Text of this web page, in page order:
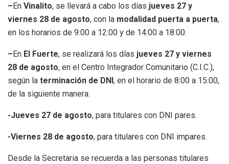
–En Vinalito, se llevará a cabo los días jueves 27 y
viernes 28 de agosto, con la modalidad puerta a puerta,
en los horarios de 9:00 a 12:00 y de 14:00 a 18:00.
–En El Fuerte, se realizará los días jueves 27 y viernes
28 de agosto, en el Centro Integrador Comunitario (C.I.C.),
según la terminación de DNI, en el horario de 8:00 a 15:00,
de la siguiente manera:
-Jueves 27 de agosto, para titulares con DNI pares.
-Viernes 28 de agosto, para titulares con DNI impares.
Desde la Secretaria se recuerda a las personas titulares